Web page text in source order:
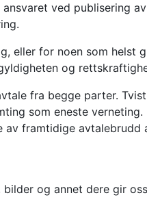
ved publisering
eller for noen som helst
og
fra begge parter.
som eneste
framtidige avtalebrudd
og annet dere gir